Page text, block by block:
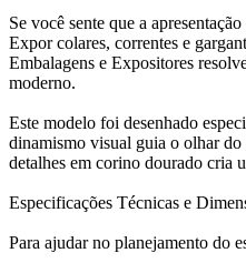
Se você sente que a
Expor colares, correntes e
Embalagens e Expositores
moderno.
Este modelo foi desenhado
dinamismo visual guia o olhar do
detalhes em corino dourado cria
Especificações Técnicas e
Para ajudar no planejamento do